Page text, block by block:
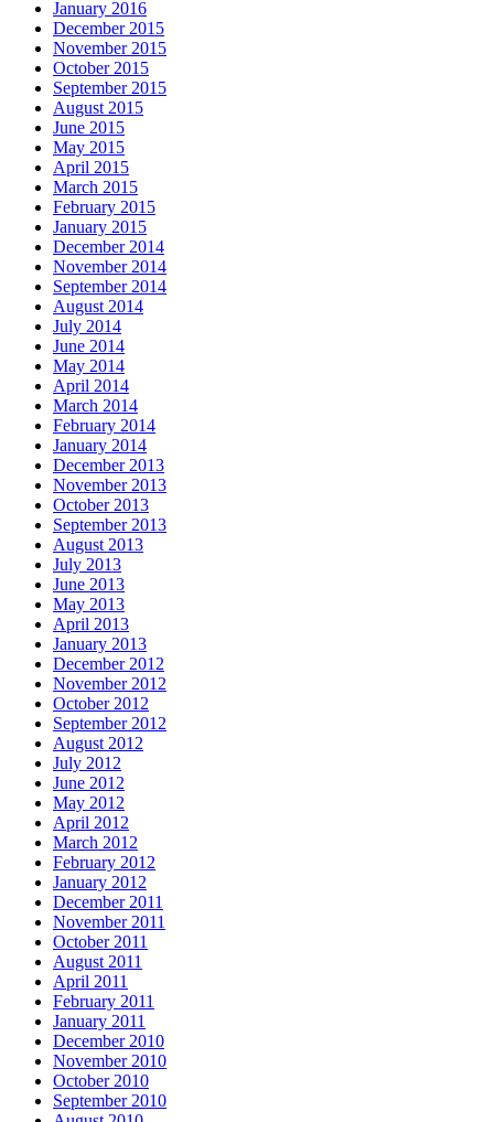
January 2016
December 2015
November 2015
October 2015
September 2015
August 2015
June 2015
May 2015
April 2015
March 2015
February 2015
January 2015
December 2014
November 2014
September 2014
August 2014
July 2014
June 2014
May 2014
April 2014
March 2014
February 2014
January 2014
December 2013
November 2013
October 2013
September 2013
August 2013
July 2013
June 2013
May 2013
April 2013
January 2013
December 2012
November 2012
October 2012
September 2012
August 2012
July 2012
June 2012
May 2012
April 2012
March 2012
February 2012
January 2012
December 2011
November 2011
October 2011
August 2011
April 2011
February 2011
January 2011
December 2010
November 2010
October 2010
September 2010